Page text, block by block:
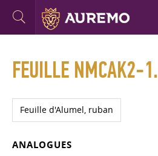
FEUILLE NMCAK2-1.
Feuille d'Alumel, ruban
ANALOGUES